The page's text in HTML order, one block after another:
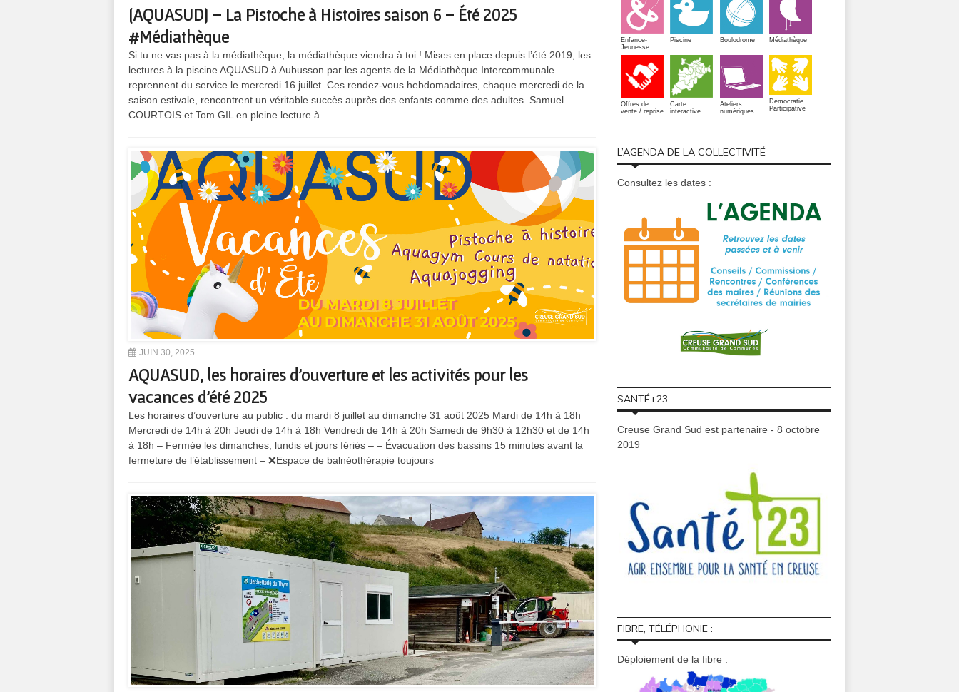
[AQUASUD] – La Pistoche à Histoires saison 6 – Été 2025
#Médiathèque
Si tu ne vas pas à la médiathèque, la médiathèque viendra à toi ! Mises en place depuis l’été 2019, les
lectures à la piscine AQUASUD à Aubusson par les agents de la Médiathèque Intercommunale
reprennent du service le mercredi 16 juillet. Ces rendez-vous hebdomadaires, chaque mercredi de la
saison estivale, rencontrent un véritable succès auprès des enfants comme des adultes. Samuel
COURTOIS et Tom GIL en pleine lecture à
JUIN 30, 2025
AQUASUD, les horaires d’ouverture et les activités pour les
vacances d’été 2025
Les horaires d’ouverture au public : du mardi 8 juillet au dimanche 31 août 2025 Mardi de 14h à 18h
Mercredi de 14h à 20h Jeudi de 14h à 18h Vendredi de 14h à 20h Samedi de 9h30 à 12h30 et de 14h
à 18h – Fermée les dimanches, lundis et jours fériés – – Évacuation des bassins 15 minutes avant la
fermeture de l’établissement – ❌Espace de balnéothérapie toujours
Enfance-
Jeunesse
Piscine Boulodrome Médiathèque
Offres de
vente / reprise
Carte
interactive
Ateliers
numériques
Démocratie
Participative
L’AGENDA DE LA COLLECTIVITÉ
Consultez les dates :
SANTÉ+23
Creuse Grand Sud est partenaire - 8 octobre
2019
FIBRE, TÉLÉPHONIE :
Déploiement de la fibre :